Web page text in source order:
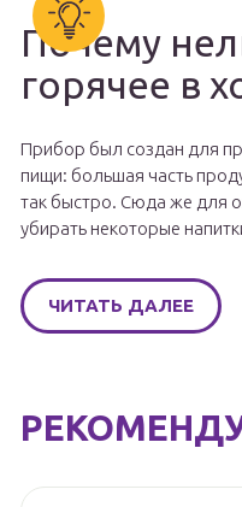
Почему
горячее в
Прибор был создан для
пищи: большая часть
так быстро. Сюда же для
убирать некоторые
ЧИТАТЬ ДАЛЕЕ